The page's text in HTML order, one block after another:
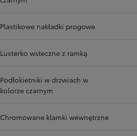
Plastikowe nakładki progowe
Lusterko wsteczne z ramką
Podłokietniki w drzwiach w
kolorze czarnym
Chromowane klamki wewnętrzne